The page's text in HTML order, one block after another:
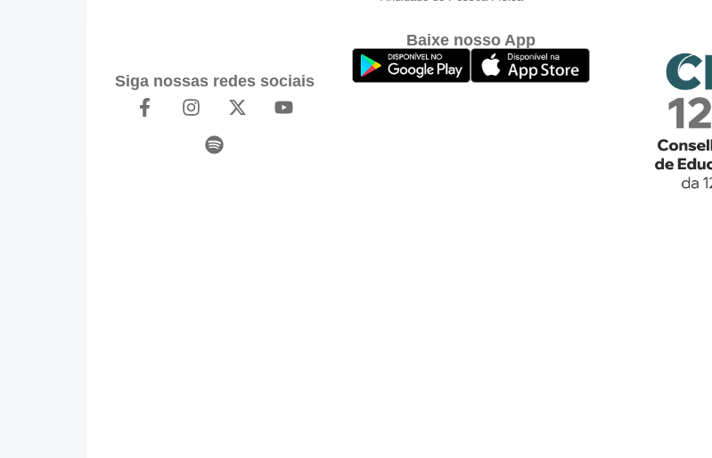
Siga nossas redes sociais
Baixe nosso App